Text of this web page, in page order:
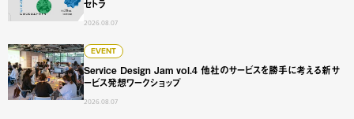
セトラ
2026.08.07
EVENT
Service Design Jam vol.4 他社のサービスを勝手に考える新サ
ービス発想ワークショップ
2026.08.07
Service Design Jam vol.4 他社のサービスを勝手に考える